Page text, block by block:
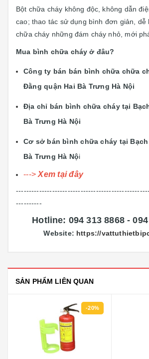
Bột chữa cháy không độc, không dẫn
cao; thao tác sử dụng bình đơn giản, dễ
chữa cháy những đám cháy nhỏ, mới
Mua bình chữa cháy ở đâu?
Công ty bán bán bình chữa chữa
Đằng quận Hai Bà Trưng Hà Nội
Địa chỉ bán bình chữa cháy tại
Bà Trưng Hà Nội
Cơ sở bán bình chữa cháy tại
Bà Trưng Hà Nội
---> Xem tạiđây
----------
Hotline: 094 313 8868 -
Website: https://
SẢN PHẨM LIÊN QUAN
-13%